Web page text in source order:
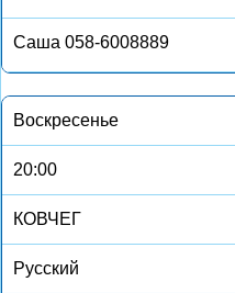
Саша 058-6008889
Воскресенье
20:00
КОВЧЕГ
Русский